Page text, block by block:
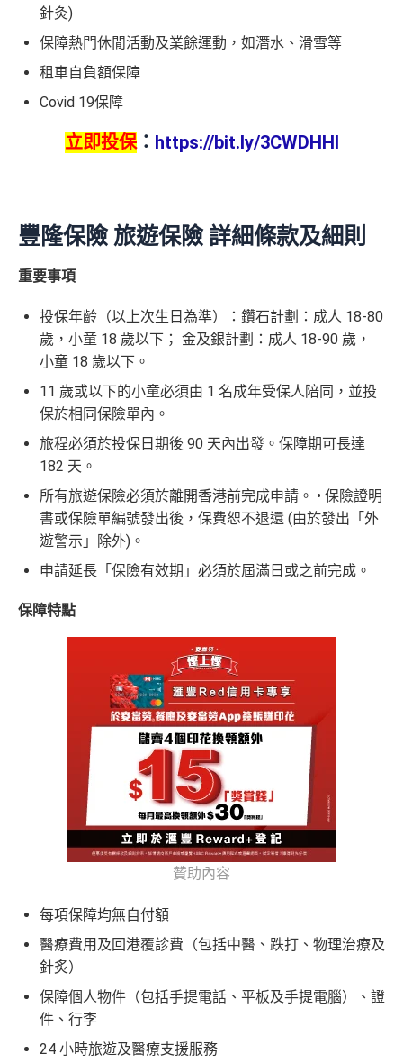
針灸)
保障熱門休閒活動及業餘運動，如潛水、滑雪等
租車自負額保障
Covid 19保障
立即投保： https://bit.ly/3CWDHHI
豐隆保險 旅遊保險 詳細條款及細則
重要事項
投保年齡（以上次生日為準）：鑽石計劃：成人 18-80
歲，小童 18 歲以下； 金及銀計劃：成人 18-90 歲，
小童 18 歲以下。
11 歲或以下的小童必須由 1 名成年受保人陪同，並投
保於相同保險單內。
旅程必須於投保日期後 90 天內出發。保障期可長達
182 天。
所有旅遊保險必須於離開香港前完成申請。 • 保險證明
書或保險單編號發出後，保費恕不退還 (由於發出「外
遊警示」除外)。
申請延長「保險有效期」必須於屆滿日或之前完成。
保障特點
贊助內容
每項保障均無自付額
醫療費用及回港覆診費（包括中醫、跌打、物理治療及
針炙）
保障個人物件（包括手提電話、平板及手提電腦）、證
件、行李
24 小時旅遊及醫療支援服務